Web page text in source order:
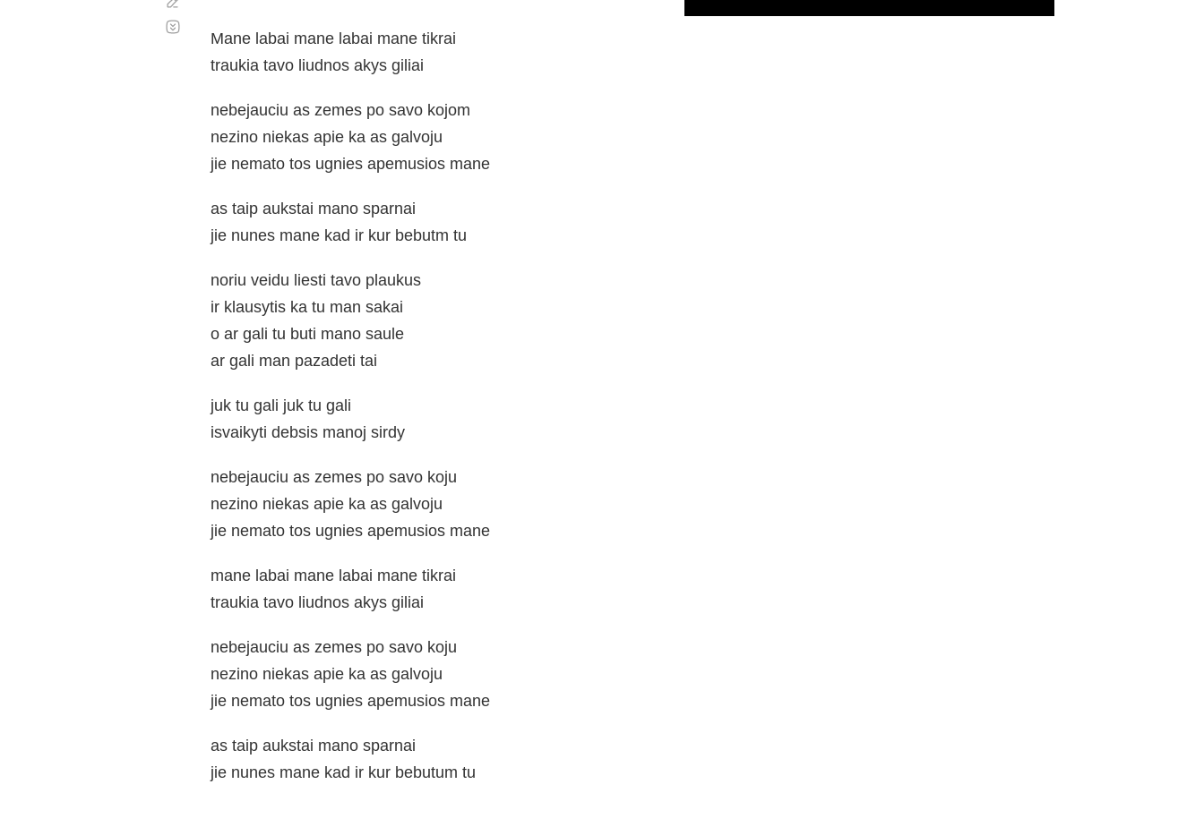
Mane labai mane labai mane tikrai
traukia tavo liudnos akys giliai
nebejauciu as zemes po savo kojom
nezino niekas apie ka as galvoju
jie nemato tos ugnies apemusios mane
as taip aukstai mano sparnai
jie nunes mane kad ir kur bebutm tu
noriu veidu liesti tavo plaukus
ir klausytis ka tu man sakai
o ar gali tu buti mano saule
ar gali man pazadeti tai
juk tu gali juk tu gali
isvaikyti debsis manoj sirdy
nebejauciu as zemes po savo koju
nezino niekas apie ka as galvoju
jie nemato tos ugnies apemusios mane
mane labai mane labai mane tikrai
traukia tavo liudnos akys giliai
nebejauciu as zemes po savo koju
nezino niekas apie ka as galvoju
jie nemato tos ugnies apemusios mane
as taip aukstai mano sparnai
jie nunes mane kad ir kur bebutum tu
automático